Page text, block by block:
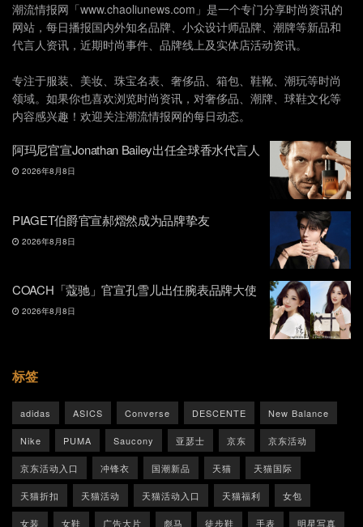
潮流情报网「www.chaoliunews.com」是一个专门分享时尚资讯的
网站，每日播报国内外知名品牌、小众设计师品牌、潮牌等新品和
代言人资讯，近期时尚事件、品牌线上及实体店活动资讯。
专注于服装、美妆、珠宝名表、奢侈品、箱包、鞋靴、潮玩等时尚
领域。如果你也喜欢浏览时尚资讯，对奢侈品、潮牌、球鞋文化等
内容感兴趣！欢迎关注潮流情报网的每日动态。
阿玛尼官宣Jonathan Bailey出任全球香水代言人
2026年8月8日
PIAGET伯爵官宣郝熠然成为品牌挚友
2026年8月8日
COACH「蔻驰」官宣孔雪儿出任腕表品牌大使
2026年8月8日
标签
adidas ASICS Converse DESCENTE New Balance
Nike PUMA Saucony 亚瑟士 京东 京东活动
京东活动入口 冲锋衣 国潮新品 天猫 天猫国际
天猫折扣 天猫活动 天猫活动入口 天猫福利 女包
女装 女鞋 广告大片 彪马 徒步鞋 手表 明星写真